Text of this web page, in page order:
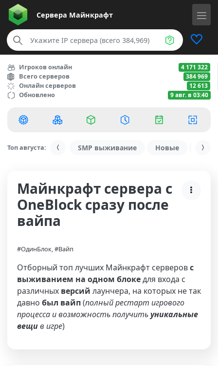
Сервера Майнкрафт
Игроков онлайн 4 171 322
Всего серверов 384 969
Онлайн серверов 12 613
Обновлено 9 авг. в 03:40
Топ августа: SMP выживание Новые С
Майнкрафт сервера с
OneBlock сразу после
вайпа
#ОдинБлок, #Вайп
Отборный топ лучших Майнкрафт серверовс
выживанием на одном блокедля входа с
различных версий лаунчера, на которых не так
давно был вайп(полный рестарт игрового
процесса и возможность получитьуникальные
вещив игре)